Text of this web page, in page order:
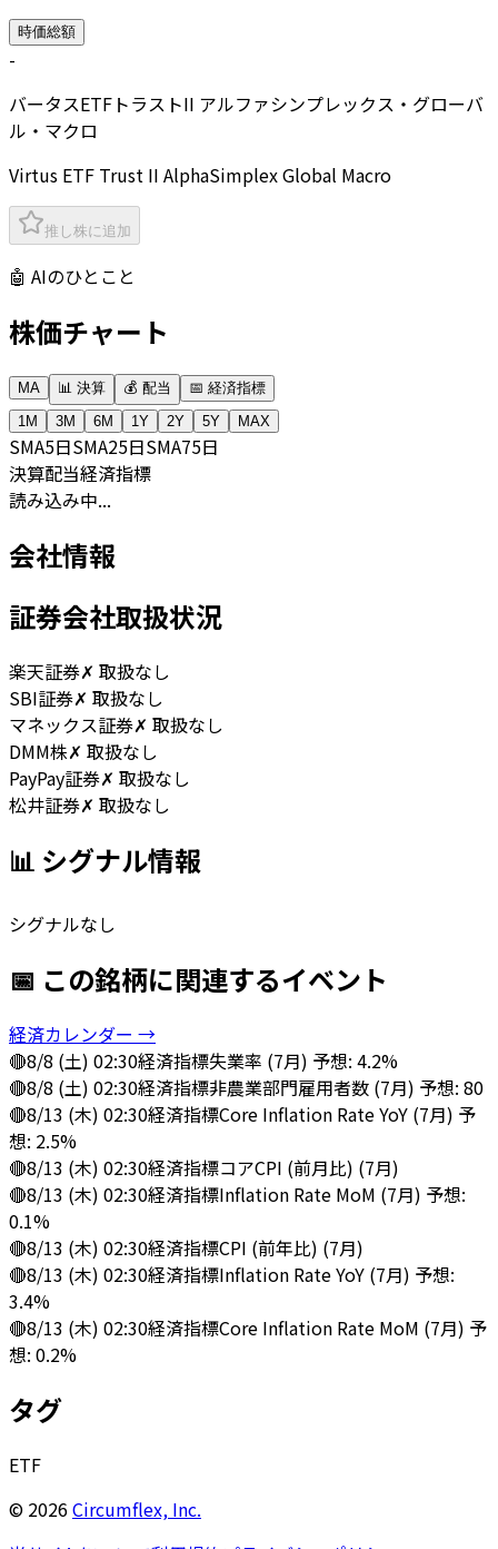
時価総額
-
バータスETFトラストII アルファシンプレックス・グローバ
ル・マクロ
Virtus ETF Trust II AlphaSimplex Global Macro
推し株に追加
🤖 AIのひとこと
株価チャート
MA 📊 決算 💰 配当
📅 経済指標
1M
3M 6M 1Y 2Y 5Y MAX
SMA5日SMA25日SMA75日
決算配当経済指標
読み込み中...
会社情報
証券会社取扱状況
楽天証券✗ 取扱なし
SBI証券✗ 取扱なし
マネックス証券✗ 取扱なし
DMM株✗ 取扱なし
PayPay証券✗ 取扱なし
松井証券✗ 取扱なし
📊 シグナル情報
シグナルなし
📅 この銘柄に関連するイベント
経済カレンダー →
🔴8/8 (土) 02:30経済指標失業率 (7月) 予想: 4.2%
🔴8/8 (土) 02:30経済指標非農業部門雇用者数 (7月) 予想: 80
🔴8/13 (木) 02:30経済指標Core Inflation Rate YoY (7月) 予
想: 2.5%
🔴8/13 (木) 02:30経済指標コアCPI (前月比) (7月)
🔴8/13 (木) 02:30経済指標Inflation Rate MoM (7月) 予想:
0.1%
🔴8/13 (木) 02:30経済指標CPI (前年比) (7月)
🔴8/13 (木) 02:30経済指標Inflation Rate YoY (7月) 予想:
3.4%
🔴8/13 (木) 02:30経済指標Core Inflation Rate MoM (7月) 予
想: 0.2%
タグ
ETF
© 2026Circumflex, Inc.